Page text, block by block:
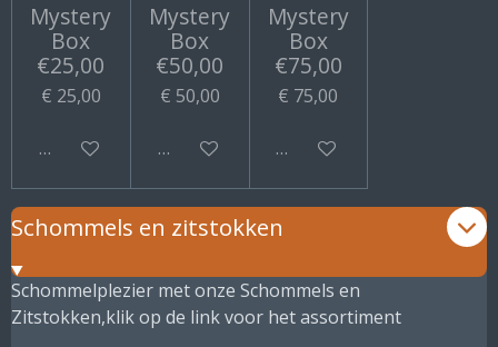
Mystery
Box
€25,00
€ 25,00
Bekijk details
Mystery
Box
€50,00
€ 50,00
Bekijk details
Mystery
Box
€75,00
€ 75,00
Bekijk details
Schommels en zitstokken
Schommelplezier met onze Schommels en
Zitstokken,klik op de link voor het assortiment